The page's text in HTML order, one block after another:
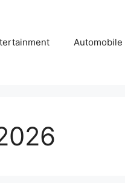
Automobile